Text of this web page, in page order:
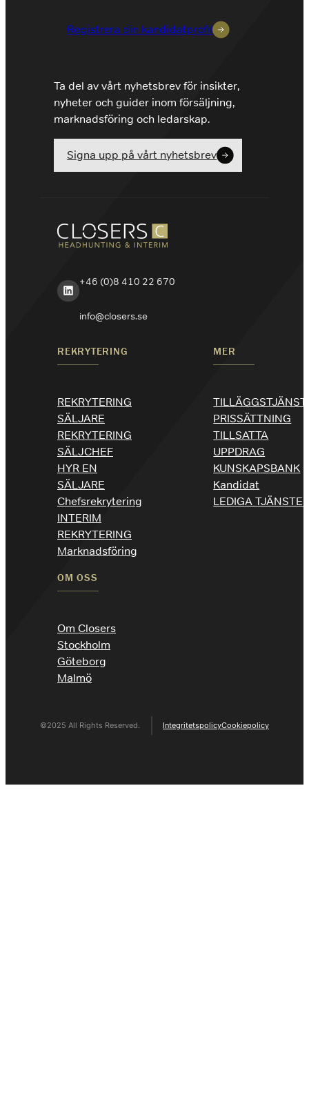
Registrera din kandidatprofil
Ta del av vårt nyhetsbrev för insikter,
nyheter och guider inom försäljning,
marknadsföring och ledarskap.
Signa upp på vårt nyhetsbrev
LinkedIn
+46 (0)8 410 22 670
info@closers.se
REKRYTERING
REKRYTERING
SÄLJARE
REKRYTERING
SÄLJCHEF
HYR EN
SÄLJARE
Chefsrekrytering
INTERIM
REKRYTERING
Marknadsföring
MER
PRISSÄTTNING
TILLSATTA
UPPDRAG
KUNSKAPSBANK
Kandidat
LEDIGA
OM OSS
Om Closers
Stockholm
Göteborg
Malmö
©2025 All Rights Reserved. IntegritetspolicyCookiepolicy